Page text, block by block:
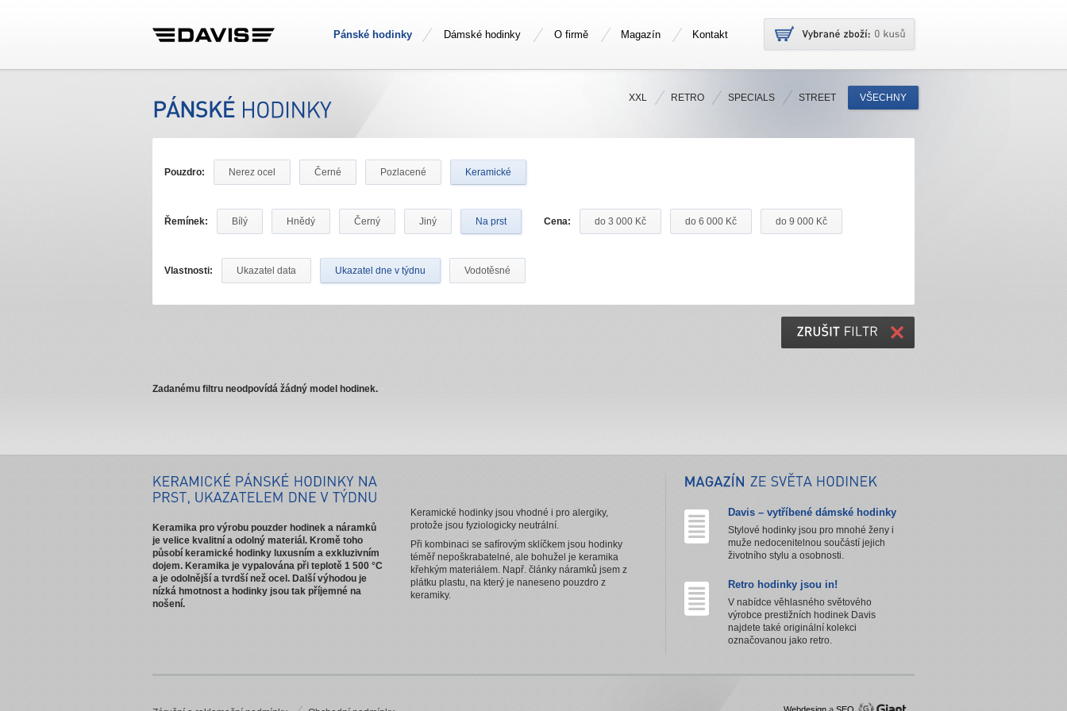
Pánské hodinky Dámské hodinky O firmě Magazín Kontakt
Pouzdro: Nerez ocel Černé Pozlacené Keramické
Řemínek: Bílý Hnědý Černý Jiný Na prst Cena: do 3 000 Kč do 6 000 Kč do 9 000 Kč
Vlastnosti: Ukazatel data Ukazatel dne v týdnu Vodotěsné
Zadanému filtru neodpovídá žádný model hodinek.
XXL RETRO SPECIALS STREET VŠECHNY
Keramika pro výrobu pouzder hodinek a náramků
je velice kvalitní a odolný materiál. Kromě toho
působí keramické hodinky luxusním a exkluzivním
dojem. Keramika je vypalována při teplotě 1 500 °C
a je odolnější a tvrdší než ocel. Další výhodou je
nízká hmotnost a hodinky jsou tak příjemné na
nošení.
Keramické hodinky jsou vhodné i pro alergiky,
protože jsou fyziologicky neutrální.
Při kombinaci se safírovým sklíčkem jsou hodinky
téměř nepoškrabatelné, ale bohužel je keramika
křehkým materiálem. Např. články náramků jsem z
plátku plastu, na který je naneseno pouzdro z
keramiky.
Davis – vytříbené dámské hodinky
Stylové hodinky jsou pro mnohé ženy i
muže nedocenitelnou součástí jejich
životního stylu a osobnosti.
Retro hodinky jsou in!
V nabídce věhlasného světového
výrobce prestižních hodinek Davis
najdete také originální kolekci
označovanou jako retro.